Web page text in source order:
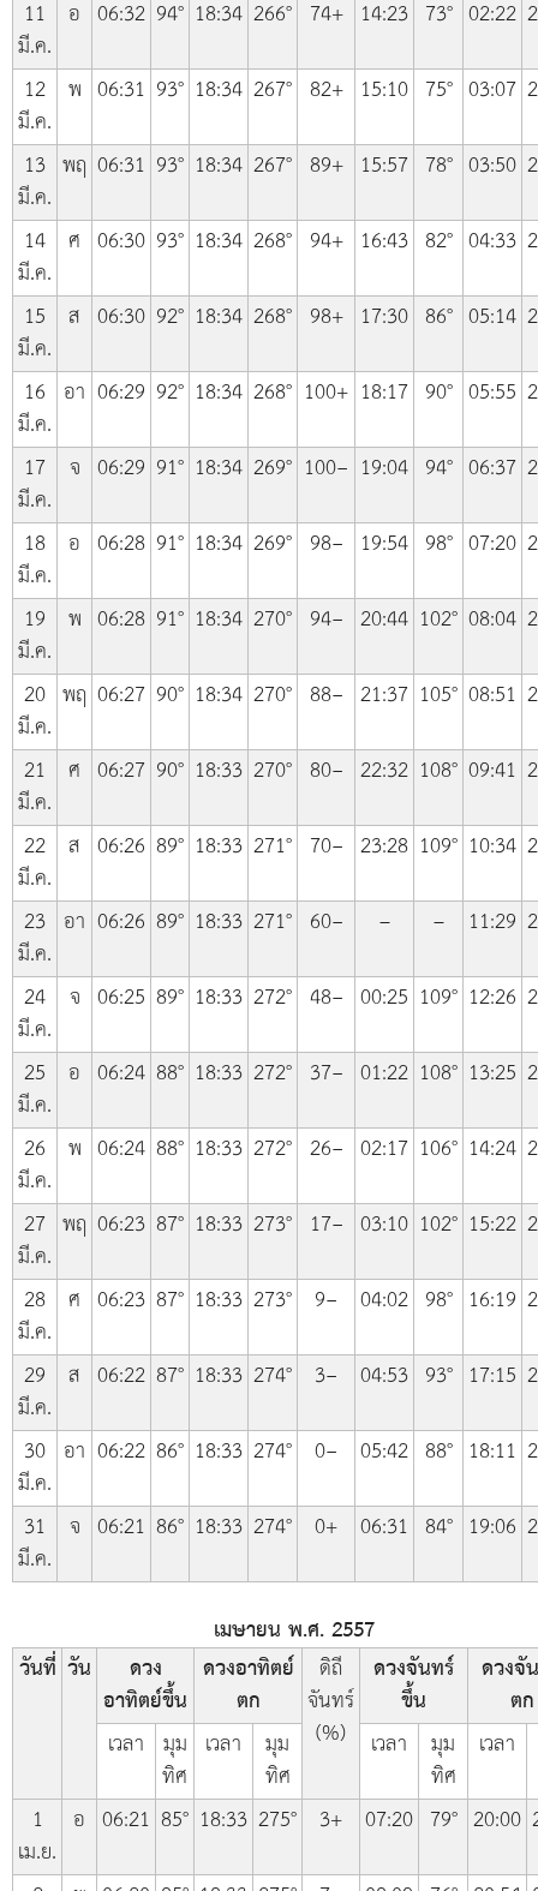
11
มี.ค.
อ 06:32 94° 18:34 266° 74+ 14:23 73° 02:22
12
มี.ค.
พ 06:31 93° 18:34 267° 82+ 15:10 75° 03:07
13
มี.ค.
พฤ 06:31 93° 18:34 267° 89+ 15:57 78° 03:50
14
มี.ค.
ศ 06:30 93° 18:34 268° 94+ 16:43 82° 04:33
15
มี.ค.
ส 06:30 92° 18:34 268° 98+ 17:30 86° 05:14
16
มี.ค.
อา 06:29 92° 18:34 268° 100+ 18:17 90° 05:55
17
มี.ค.
จ 06:29 91° 18:34 269° 100− 19:04 94° 06:37
18
มี.ค.
อ 06:28 91° 18:34 269° 98− 19:54 98° 07:20
19
มี.ค.
พ 06:28 91° 18:34 270° 94− 20:44 102° 08:04
20
มี.ค.
พฤ 06:27 90° 18:34 270° 88− 21:37 105° 08:51
21
มี.ค.
ศ 06:27 90° 18:33 270° 80− 22:32 108° 09:41
22
มี.ค.
ส 06:26 89° 18:33 271° 70− 23:28 109° 10:34
23
มี.ค.
อา 06:26 89° 18:33 271° 60− – – 11:29
24
มี.ค.
จ 06:25 89° 18:33 272° 48− 00:25 109° 12:26
25
มี.ค.
อ 06:24 88° 18:33 272° 37− 01:22 108° 13:25
26
มี.ค.
พ 06:24 88° 18:33 272° 26− 02:17 106° 14:24
27
มี.ค.
พฤ 06:23 87° 18:33 273° 17− 03:10 102° 15:22
28
มี.ค.
ศ 06:23 87° 18:33 273° 9− 04:02 98° 16:19
29
มี.ค.
ส 06:22 87° 18:33 274° 3− 04:53 93° 17:15
30
มี.ค.
อา 06:22 86° 18:33 274° 0− 05:42 88° 18:11
31
มี.ค.
จ 06:21 86° 18:33 274° 0+ 06:31 84° 19:06
เมษายน พ.ศ. 2557
วันที่ วัน ดวง
อาทิตย์ขึ้น
ดวงอาทิตย์
ตก
ดิถี
จันทร์
(%)
ดวงจันทร์
ขึ้น
ดวงจั
ตก
เวลา มุม
ทิศ
เวลา มุม
ทิศ
เวลา มุม
ทิศ
เวลา
1
เม.ย.
อ 06:21 85° 18:33 275° 3+ 07:20 79° 20:00